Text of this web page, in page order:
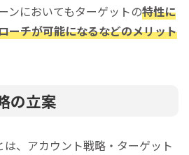
ンにおいてもターゲットの特性に
ーチが可能になるなどのメリット
の立案
、アカウント戦略・ターゲット